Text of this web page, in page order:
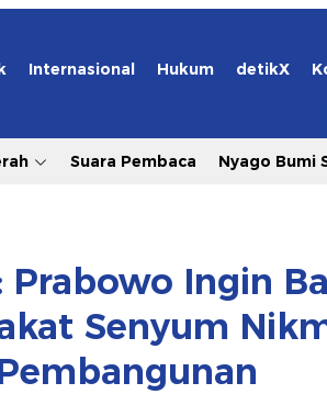
Internasional Hukum detikX
Suara Pembaca Nyago Bumi
Prabowo Ingin
Senyum